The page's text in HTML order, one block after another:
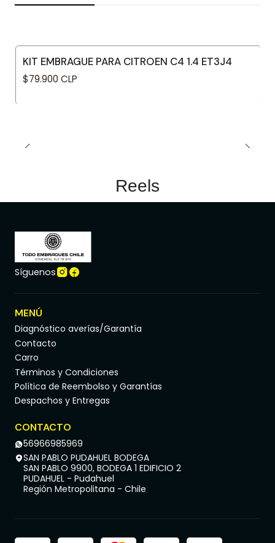
KIT EMBRAGUE PARA CITROEN C4 1.4 ET3J4
$79.900 CLP
Reels
Síguenos
MENÚ
Diagnóstico averías/Garantía
Contacto
Carro
Términos y Condiciones
Política de Reembolso y Garantías
Despachos y Entregas
CONTACTO
56966985969
SAN PABLO PUDAHUEL BODEGA
SAN PABLO 9900, BODEGA 1 EDIFICIO 2
PUDAHUEL - Pudahuel
Región Metropolitana - Chile